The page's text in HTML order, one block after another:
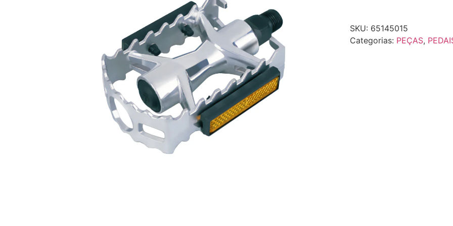
SKU: 65145015
Categorias: PEÇAS,